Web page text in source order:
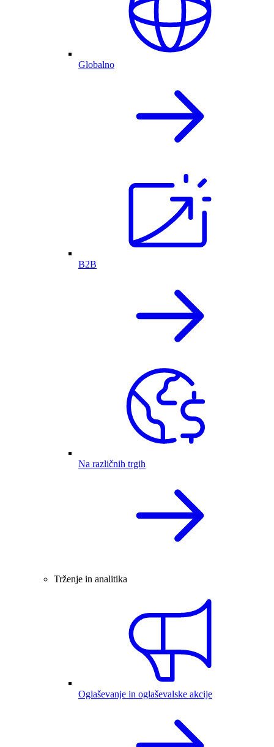
Globalno
B2B
Na različnih trgih
Trženje in analitika
Oglaševanje in oglaševalske akcije